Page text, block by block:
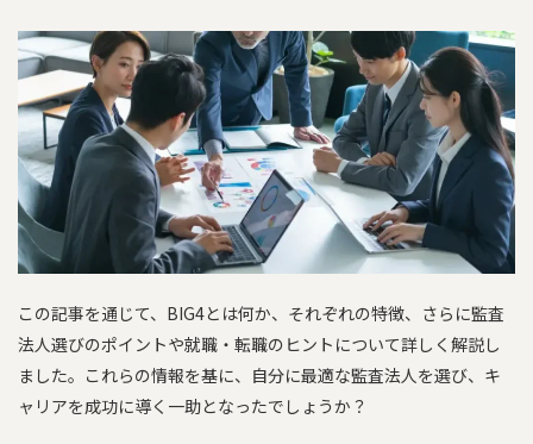
この記事を通じて、BIG4とは何か、それぞれの特徴、さらに監査
法人選びのポイントや就職・転職のヒントについて詳しく解説し
ました。これらの情報を基に、自分に最適な監査法人を選び、キ
ャリアを成功に導く一助となったでしょうか？